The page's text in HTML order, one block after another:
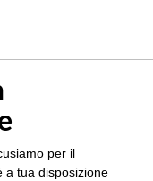
per il
a tua disposizione